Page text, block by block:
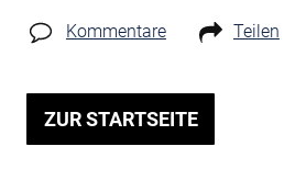
Kommentare Teilen
ZUR STARTSEITE